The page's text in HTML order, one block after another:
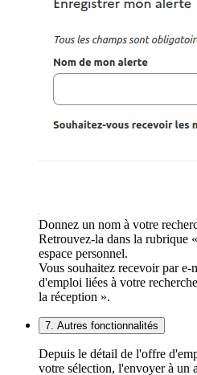
Donnez un nom à votre
Retrouvez-la dans la rubrique
espace personnel.
Vous souhaitez recevoir par
d'emploi liées à votre
la réception ».
7. Autres fonctionnalités
Depuis le détail de l'offre
votre sélection, l'envoyer à un